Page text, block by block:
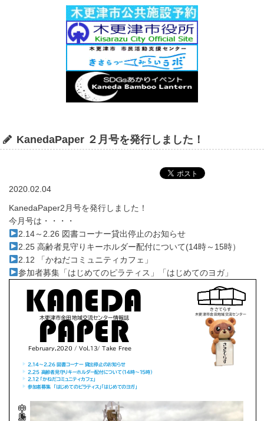
KanedaPaper ２月号を発行しました！
2020.02.04
KanedaPaper2月号を発行しました！
今月号は・・・・
2.14～2.26 図書コーナー貸出停止のお知らせ
2.25 高齢者見守りキーホルダー配付について(14時～15時）
2.12 「かねだコミュニティカフェ」
参加者募集「はじめてのピラティス」「はじめてのヨガ」